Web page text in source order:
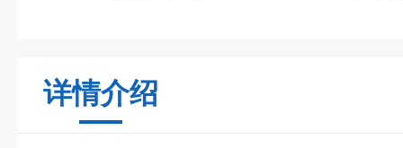
详情介绍